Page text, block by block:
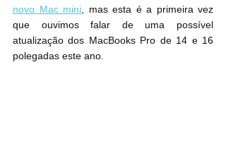
novo Mac mini , mas esta é a primeira vez
que ouvimos falar de uma possível
atualização dos MacBooks Pro de 14 e 16
polegadas este ano.